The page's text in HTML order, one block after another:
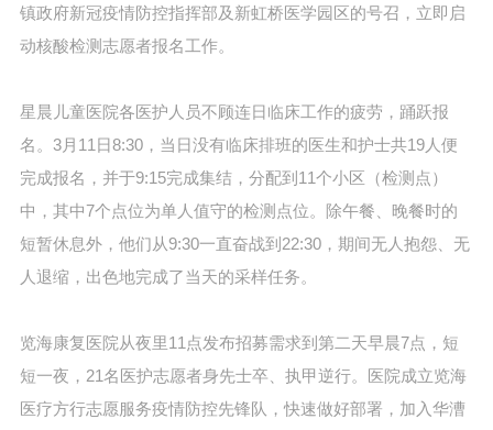
镇政府新冠疫情防控指挥部及新虹桥医学园区的号召，立即启
动核酸检测志愿者报名工作。
星晨儿童医院各医护人员不顾连日临床工作的疲劳，踊跃报
名。3月11日8:30，当日没有临床排班的医生和护士共19人便
完成报名，并于9:15完成集结，分配到11个小区（检测点）
中，其中7个点位为单人值守的检测点位。除午餐、晚餐时的
短暂休息外，他们从9:30一直奋战到22:30，期间无人抱怨、无
人退缩，出色地完成了当天的采样任务。
览海康复医院从夜里11点发布招募需求到第二天早晨7点，短
短一夜，21名医护志愿者身先士卒、执甲逆行。医院成立览海
医疗方行志愿服务疫情防控先锋队，快速做好部署，加入华漕